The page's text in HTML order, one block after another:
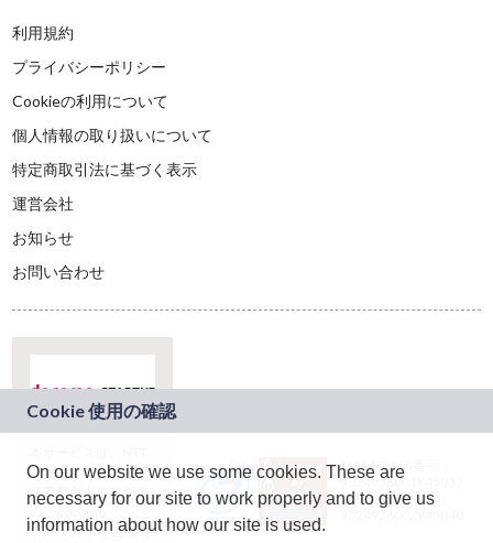
利用規約
プライバシーポリシー
Cookieの利用について
個人情報の取り扱いについて
特定商取引法に基づく表示
運営会社
お知らせ
お問い合わせ
ドコモグループの新
規事業創出プログラ
ム「docomo
STARTUP」を通じて
JASRAC許諾番号：
9024936001Y45037
JASRAC許諾番号：
On our website we use some cookies. These are
necessary for our site to work properly and to give us
information about how our site is used.